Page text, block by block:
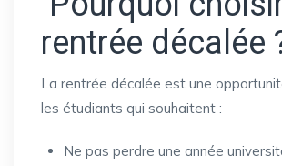
rentrée décalée
La rentrée décalée est une
les étudiants qui souhaitent :
Ne pas perdre une année